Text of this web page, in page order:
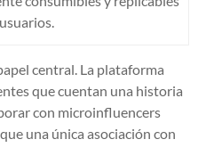
central. La plataforma
que cuentan una historia
con microinfluencers
una única asociación con